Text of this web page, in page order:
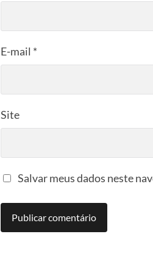
E-mail *
Site
Salvar meus dados neste